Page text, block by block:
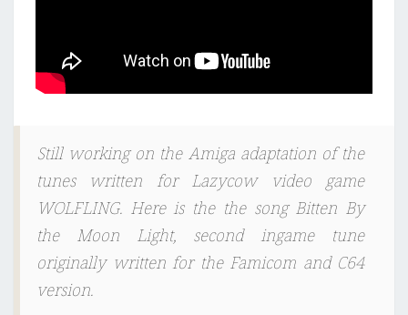
Still working on the Amiga adaptation of the
tunes written for Lazycow video game
WOLFLING. Here is the the song Bitten By
the Moon Light, second ingame tune
originally written for the Famicom and C64
version.